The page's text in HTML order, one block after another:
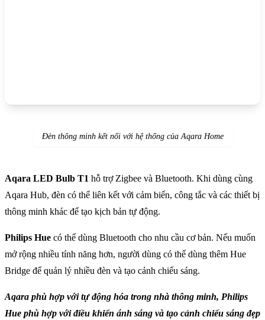
Đèn thông minh kết nối với hệ thống của Aqara Home
Aqara LED Bulb T1 hỗ trợ Zigbee và Bluetooth. Khi dùng cùng
Aqara Hub, đèn có thể liên kết với cảm biến, công tắc và các thiết bị
thông minh khác để tạo kịch bản tự động.
Philips Hue có thể dùng Bluetooth cho nhu cầu cơ bản. Nếu muốn
mở rộng nhiều tính năng hơn, người dùng có thể dùng thêm Hue
Bridge để quản lý nhiều đèn và tạo cảnh chiếu sáng.
Aqara phù hợp với tự động hóa trong nhà thông minh, Philips
Hue phù hợp với điều khiển ánh sáng và tạo cảnh chiếu sáng đẹp